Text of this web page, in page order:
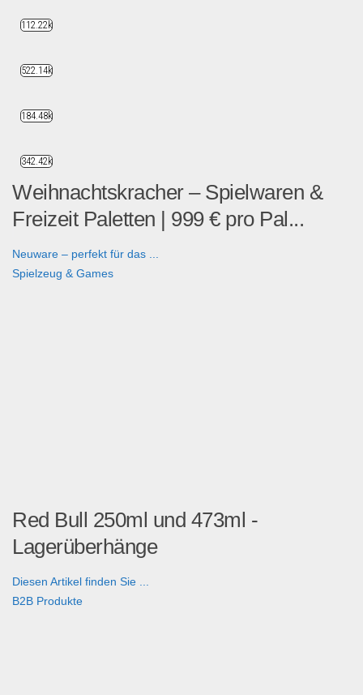
Weihnachtskracher – Spielwaren &
Freizeit Paletten | 999 € pro Pal...
Neuware – perfekt für das ...
Spielzeug & Games
Red Bull 250ml und 473ml -
Lagerüberhänge
Diesen Artikel finden Sie ...
B2B Produkte
112.22k
522.14k
184.48k
342.42k